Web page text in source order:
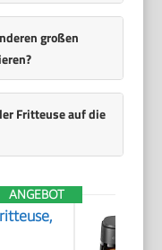
großen
Fritteuse auf die
ANGEBOT